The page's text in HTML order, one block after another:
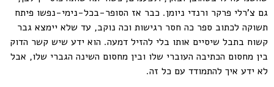
גם צ'רלי פרקר ורנדי ניומן. כבר אז הסופר-בכל-נימי-נפשו פיתח
תשוקה לכתוב ספר כה חסר רגישות וכה נוקב, עד שלא יימצא גבר
קשוח בתבל שיסיים אותו בלי להזיל דמעה. הוא ידע שיש קשר הדוק
בין מחסום הכתיבה העוברי שלו ובין מחסום השינה הגברי שלו, אבל
לא ידע איך להתמודד עם כל זה.